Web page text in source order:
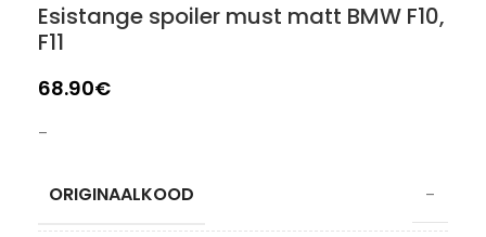
Esistange spoiler must matt BMW F10,
F11
68.90€
–
ORIGINAALKOOD –